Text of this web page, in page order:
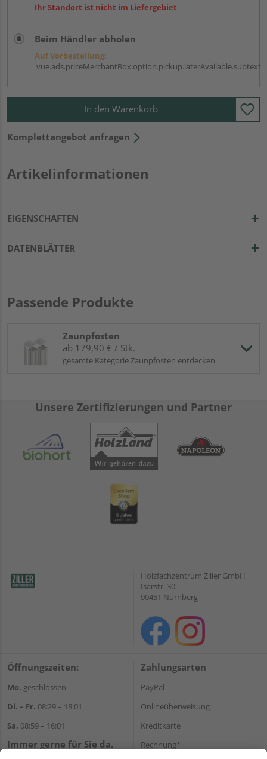
Ihr Standort ist nicht im Liefergebiet
Beim Händler abholen
Auf Vorbestellung:
vue.ads.priceMerchantBox.option.pickup.laterAvailable.subtext
In den Warenkorb
Komplettangebot anfragen
Artikelinformationen
EIGENSCHAFTEN
DATENBLÄTTER
Passende Produkte
Zaunpfosten
ab 179,90 € / Stk.
gesamte Kategorie Zaunpfosten entdecken
Unsere Zertifizierungen und Partner
Holzfachzentrum Ziller GmbH
Isarstr. 30
90451 Nürnberg
Öffnungszeiten:
Mo. geschlossen
Di. – Fr. 08:29 – 18:01
Sa. 08:59 – 16:01
Immer gerne für Sie da.
Zahlungsarten
PayPal
Onlineüberweisung
Kreditkarte
Rechnung*